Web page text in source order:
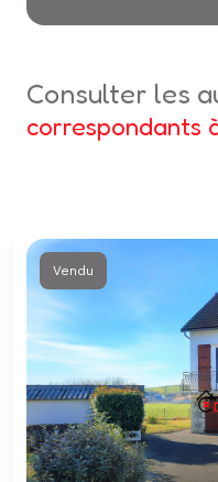
consulter les
correspondants
Vendu